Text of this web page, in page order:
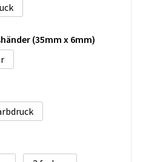
(35mm x 6mm)